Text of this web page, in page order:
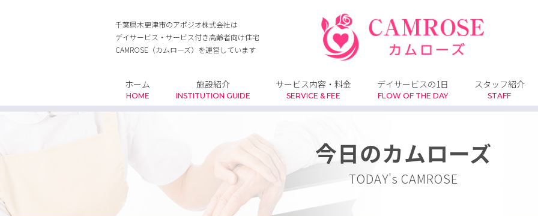
千葉県木更津市のアポジオ株式会社は
デイサービス・サービス付き高齢者向け住宅
CAMROSE（カムローズ）を運営しています
ホーム
HOME
施設紹介
INSTITUTION GUIDE
サービス内容・料金
SERVICE & FEE
デイサービスの1日
FLOW OF THE DAY
スタッフ紹介
STAFF
今日のカムローズ
TODAY's CAMROSE